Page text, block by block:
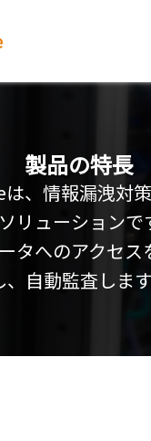
製品の特長
、情報漏洩対
リューションで
タへのアクセス
、自動監査します